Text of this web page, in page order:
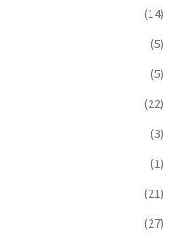
(14)
(5)
(5)
(22)
(3)
(1)
(21)
(27)